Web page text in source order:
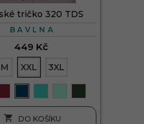
tričko 320 TDS
BAVLNA
449 Kč
M XXL 3XL
 DO KOŠÍKU